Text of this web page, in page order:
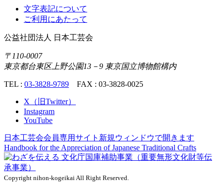
文字表記について
ご利用にあたって
公益社団法人 日本工芸会
〒110-0007
東京都台東区上野公園13－9 東京国立博物館構内
TEL : 03-3828-9789 FAX : 03-3828-0025
X（旧Twitter）
Instagram
YouTube
日本工芸会会員専用サイト 新規ウィンドウで開きます
Handbook for the Appreciation ofJapanese Traditional Crafts
Copyright nihon-kogeikai All Right Reserved.